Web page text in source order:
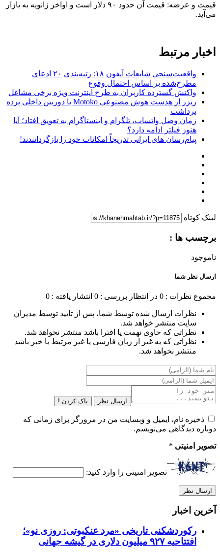
قیمت و عرضه: قیمت آن حدود ۹۰ دلار است و اواخر ژانویه به بازار
می‌آید.
اخبار مرتبط
واقعیت‌سنجی شایعات آیفون ۱۸: رتبه‌بندی ۲۰ ادعای
مطرح‌شده بر اساس احتمال وقوع
واکنش گسترده کاربران به طرح اینترنت ویژه برخی مشاغل
ریزر از هدست هوش مصنوعی Motoko با دوربین داخلی پرده
برداشت
زمان وصل واتساپ، تلگرام و اینستاگرام به تعویق افتاد؛ آیا
هنوز فیلتر ادامه دارد؟
پیام‌رسان‌ های ایرانی تدریجاً امکانات خود را بازگردانندند!
لینک کوتاه
برچسب ها :
ناموجود
ارسال نظر شما
مجموع نظرات : 0 در انتظار بررسی : 0 انتشار یافته : 0
نظرات ارسال شده توسط شما، پس از تایید توسط مدیران
سایت منتشر خواهد شد.
نظراتی که حاوی تهمت یا افترا باشد منتشر نخواهد شد.
نظراتی که به غیر از زبان فارسی یا غیر مرتبط با خبر باشد
منتشر نخواهد شد.
ارسال نظر پاک کردن !
ذخیره نام، ایمیل و وبسایت من در مرورگر برای زمانی که
دوباره دیدگاهی می‌نویسم.
تصویر امنیتی *
تصویر امنیتی را وارد کنید:
آخرین اخبار
رکوردشکنی تاریخی «مرد عنکبوتی: روزی نو»؛
افتتاحیه ۹۲۷ میلیون دلاری در گیشه جهانی